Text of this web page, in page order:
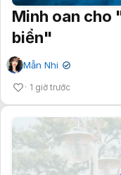
Minh oan cho
biển"
Mẫn Nhi ✔
1 giờ trước